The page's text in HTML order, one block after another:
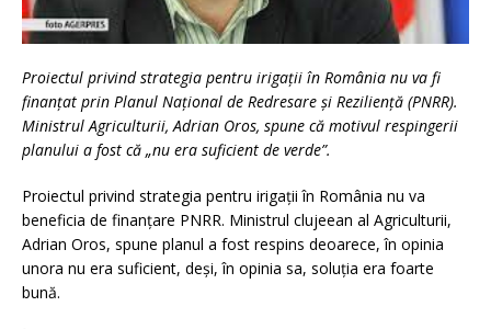
Proiectul privind strategia pentru irigații în România nu va fi
finanțat prin Planul Naţional de Redresare şi Rezilienţă (PNRR).
Ministrul Agriculturii, Adrian Oros, spune că motivul respingerii
planului a fost că „nu era suficient de verde”.
Proiectul privind strategia pentru irigații în România nu va
beneficia de finanţare PNRR. Ministrul clujeean al Agriculturii,
Adrian Oros, spune planul a fost respins deoarece, în opinia
unora nu era suficient, deși, în opinia sa, soluția era foarte
bună.